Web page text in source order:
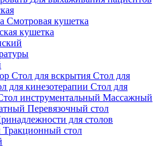
Смотровая кушетка
кушетка
Стол для вскрытия Стол для
для кинезотерапии Стол для
инструментальный Массажный
Перевязочный стол
для столов
Тракционный стол